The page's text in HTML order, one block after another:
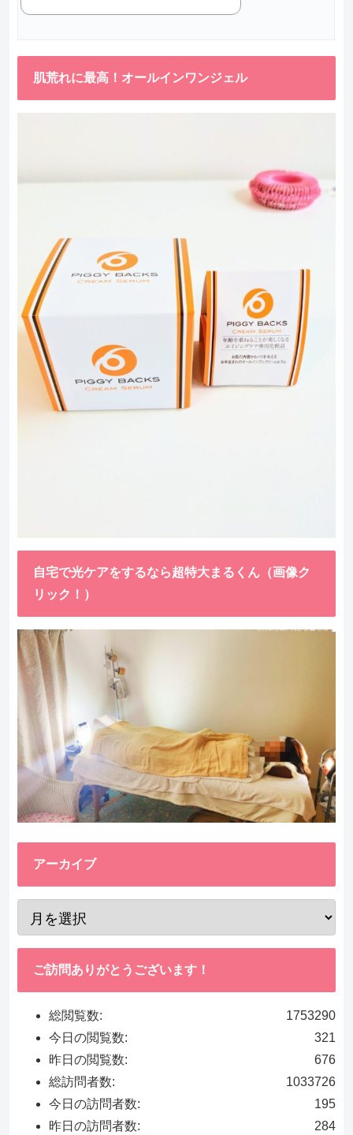
肌荒れに最高！オールインワンジェル
自宅で光ケアをするなら超特大まるくん（画像ク
リック！）
アーカイブ
ご訪問ありがとうございます！
1753290
総閲覧数:
321
今日の閲覧数:
676
昨日の閲覧数:
1033726
総訪問者数:
195
今日の訪問者数:
284
昨日の訪問者数: